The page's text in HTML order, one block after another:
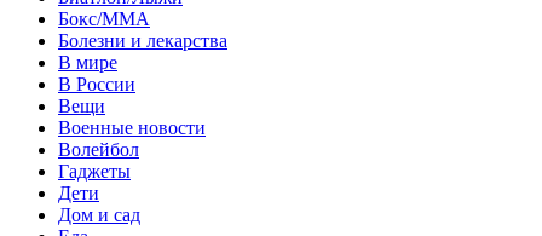
Бокс/MMA
Болезни и лекарства
В мире
В России
Вещи
Военные новости
Волейбол
Гаджеты
Дети
Дом и сад